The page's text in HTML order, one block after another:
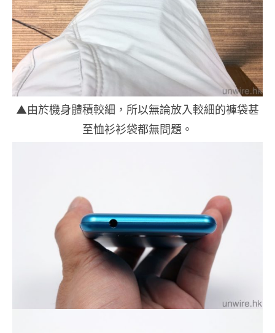
▲由於機身體積較細，所以無論放入較細的褲袋甚
至恤衫衫袋都無問題。